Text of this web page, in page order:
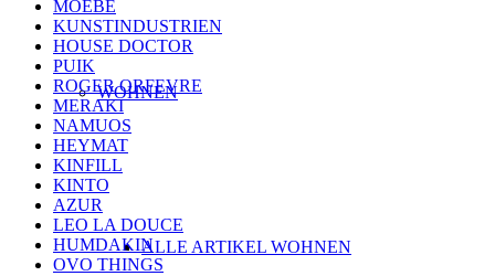
WOHNEN
ALLE ARTIKEL WOHNEN
MOEBE
KUNSTINDUSTRIEN
HOUSE DOCTOR
PUIK
ROGER ORFEVRE
MERAKI
NAMUOS
HEYMAT
KINFILL
KINTO
AZUR
LEO LA DOUCE
HUMDAKIN
OVO THINGS